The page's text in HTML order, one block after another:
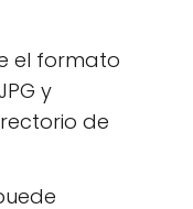
el formato
y
de